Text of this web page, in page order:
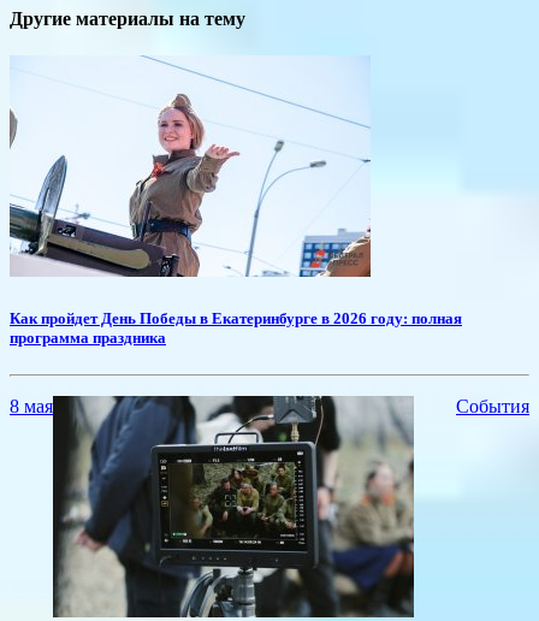
Другие материалы на тему
​Как пройдет День Победы в Екатеринбурге в 2026 году: полная
программа праздника
8 мая События